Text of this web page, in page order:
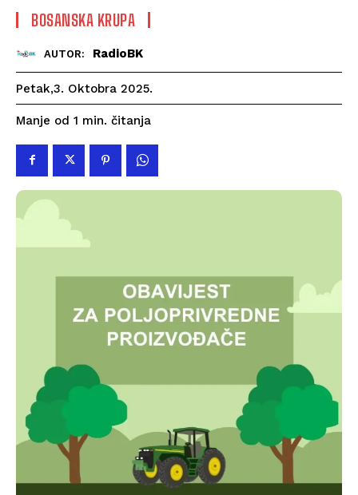
BOSANSKA KRUPA
AUTOR: RadioBK
Petak,3. Oktobra 2025.
Manje od 1 min. čitanja